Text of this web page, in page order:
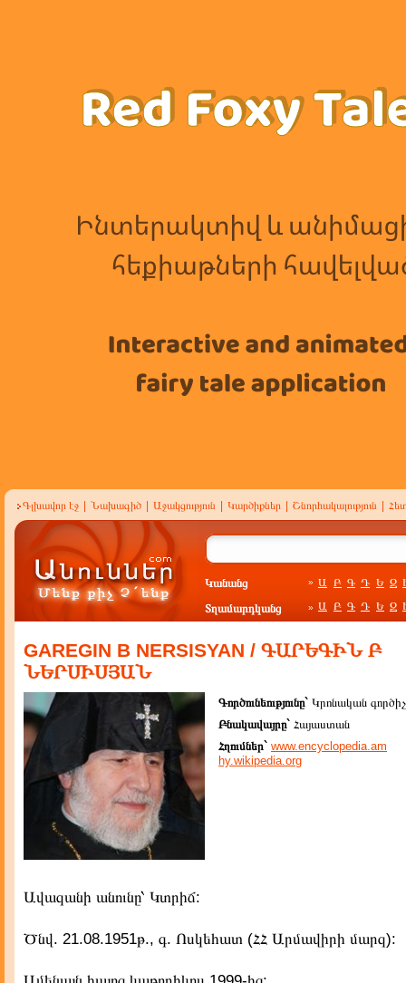
Գլխավոր էջ Նախագիծ Աջակցություն Կարծիքներ Շնորհակալություն
Կանանց » Ա Բ Գ Դ Ե Զ
Տղամարդկանց » Ա Բ Գ Դ Ե Զ
GAREGIN B NERSISYAN / ԳԱՐԵԳԻՆ Բ
ՆԵՐՍԻՍՅԱՆ
Գործունեությունը` Կրոնական գործիչ
Բնակավայրը` Հայաստան
Հղումներ` www.encyclopedia.am
hy.wikipedia.org
Ավազանի անունը՝ Կտրիճ:
Ծնվ. 21.08.1951թ., գ. Ոսկեհատ (ՀՀ Արմավիրի մարզ):